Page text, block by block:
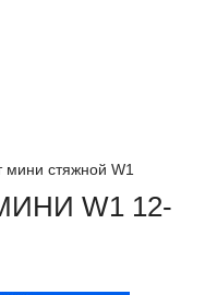
мини стяжной W1
W1 12-